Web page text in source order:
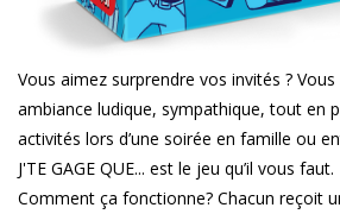
Vous aimez surprendre vos invités ?
ambiance ludique, sympathique, tout en
activités lors d’une soirée en famille ou
J'TE GAGE QUE... est le jeu qu’il vous faut.
Comment ça fonctionne? Chacun reçoit